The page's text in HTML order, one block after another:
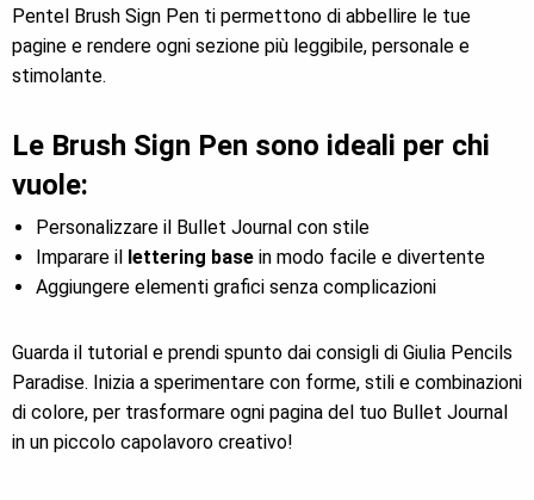
Pentel Brush Sign Pen ti permettono di abbellire le tue
pagine e rendere ogni sezione più leggibile, personale e
stimolante.
Le Brush Sign Pen sono ideali per chi
vuole:
Personalizzare il Bullet Journal con stile
Imparare il lettering base in modo facile e divertente
Aggiungere elementi grafici senza complicazioni
Guarda il tutorial e prendi spunto dai consigli di Giulia Pencils
Paradise. Inizia a sperimentare con forme, stili e combinazioni
di colore, per trasformare ogni pagina del tuo Bullet Journal
in un piccolo capolavoro creativo!